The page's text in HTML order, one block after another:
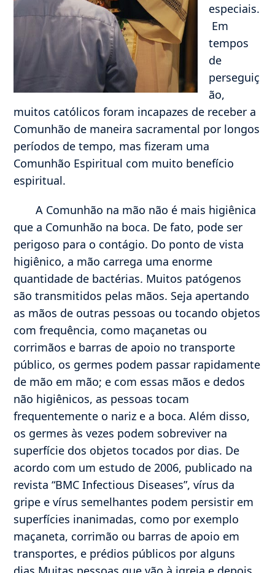
especiais.
Em
tempos
de
perseguiç
ão,
muitos católicos foram incapazes de receber a
Comunhão de maneira sacramental por longos
períodos de tempo, mas fizeram uma
Comunhão Espiritual com muito benefício
espiritual.
A Comunhão na mão não é mais higiênica
que a Comunhão na boca. De fato, pode ser
perigoso para o contágio. Do ponto de vista
higiênico, a mão carrega uma enorme
quantidade de bactérias. Muitos patógenos
são transmitidos pelas mãos. Seja apertando
as mãos de outras pessoas ou tocando objetos
com frequência, como maçanetas ou
corrimãos e barras de apoio no transporte
público, os germes podem passar rapidamente
de mão em mão; e com essas mãos e dedos
não higiênicos, as pessoas tocam
frequentemente o nariz e a boca. Além disso,
os germes às vezes podem sobreviver na
superfície dos objetos tocados por dias. De
acordo com um estudo de 2006, publicado na
revista “BMC Infectious Diseases”, vírus da
gripe e vírus semelhantes podem persistir em
superfícies inanimadas, como por exemplo
maçaneta, corrimão ou barras de apoio em
transportes, e prédios públicos por alguns